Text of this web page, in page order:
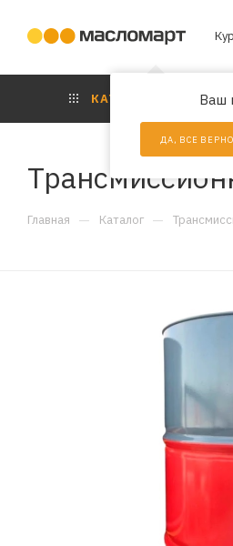
Ваш
ДА, ВСЕ ВЕРНО
КАТАЛОГ
Главная — Каталог —